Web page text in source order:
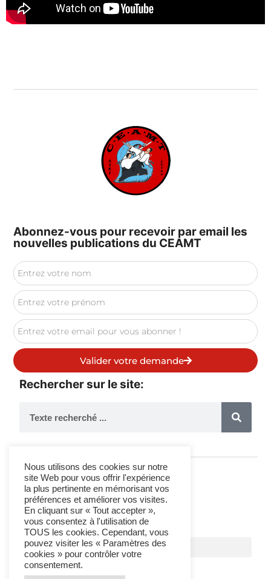
Abonnez-vous pour recevoir par email les
nouvelles publications du CEAMT
Valider votre demande
Rechercher sur le site:
Suivez-Nous
Nous utilisons des cookies sur notre
site Web pour vous offrir l'expérience
la plus pertinente en mémorisant vos
préférences et améliorer vos visites.
En cliquant sur « Tout accepter »,
vous consentez à l'utilisation de
TOUS les cookies. Cependant, vous
pouvez visiter les « Paramètres des
cookies » pour contrôler votre
consentement.